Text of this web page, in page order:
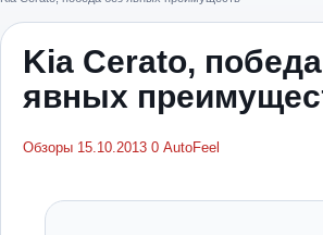
Kia Cerato,
явных
Обзоры 15.10.2013 0 AutoFeel